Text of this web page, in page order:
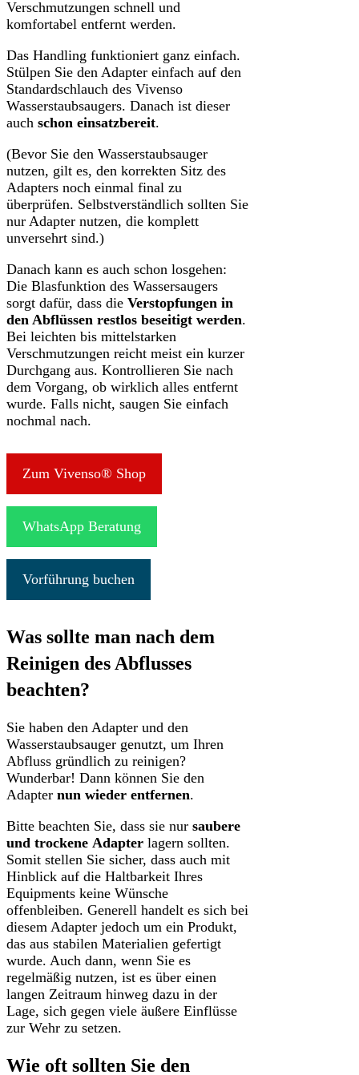
Verschmutzungen schnell und
komfortabel entfernt werden.
Das Handling funktioniert ganz einfach.
Stülpen Sie den Adapter einfach auf den
Standardschlauch des Vivenso
Wasserstaubsaugers. Danach ist dieser
auch schon einsatzbereit.
(Bevor Sie den Wasserstaubsauger
nutzen, gilt es, den korrekten Sitz des
Adapters noch einmal final zu
überprüfen. Selbstverständlich sollten Sie
nur Adapter nutzen, die komplett
unversehrt sind.)
Danach kann es auch schon losgehen:
Die Blasfunktion des Wassersaugers
sorgt dafür, dass die Verstopfungen in
den Abflüssen restlos beseitigt werden.
Bei leichten bis mittelstarken
Verschmutzungen reicht meist ein kurzer
Durchgang aus. Kontrollieren Sie nach
dem Vorgang, ob wirklich alles entfernt
wurde. Falls nicht, saugen Sie einfach
nochmal nach.
Zum Vivenso® Shop
WhatsApp Beratung
Vorführung buchen
Was sollte man nach dem
Reinigen des Abflusses
beachten?
Sie haben den Adapter und den
Wasserstaubsauger genutzt, um Ihren
Abfluss gründlich zu reinigen?
Wunderbar! Dann können Sie den
Adapter nun wieder entfernen.
Bitte beachten Sie, dass sie nur saubere
und trockene Adapter lagern sollten.
Somit stellen Sie sicher, dass auch mit
Hinblick auf die Haltbarkeit Ihres
Equipments keine Wünsche
offenbleiben. Generell handelt es sich bei
diesem Adapter jedoch um ein Produkt,
das aus stabilen Materialien gefertigt
wurde. Auch dann, wenn Sie es
regelmäßig nutzen, ist es über einen
langen Zeitraum hinweg dazu in der
Lage, sich gegen viele äußere Einflüsse
zur Wehr zu setzen.
Wie oft sollten Sie den